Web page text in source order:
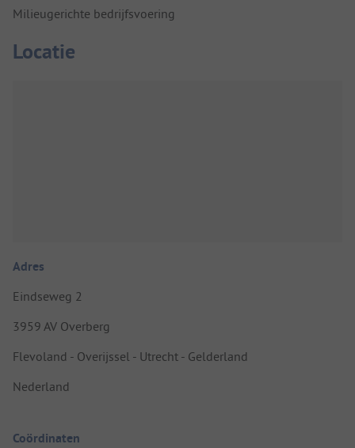
Milieugerichte bedrijfsvoering
Locatie
Adres
Eindseweg 2
3959 AV Overberg
Flevoland - Overijssel - Utrecht - Gelderland
Nederland
Coördinaten